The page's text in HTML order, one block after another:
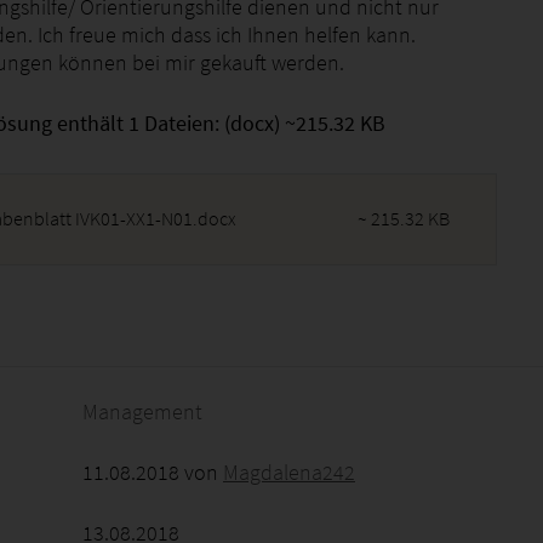
Orientierungshilfe dienen und nicht nur
Ich freue mich dass ich Ihnen helfen kann.
können bei mir gekauft werden.
enthält 1 Dateien: (docx) ~215.32 KB
IVK01-XX1-N01.docx ~ 215.32 KB
Management
11.08.2018 von Magdalena242
13.08.2018